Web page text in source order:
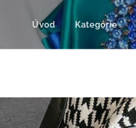
Úvod Kategórie